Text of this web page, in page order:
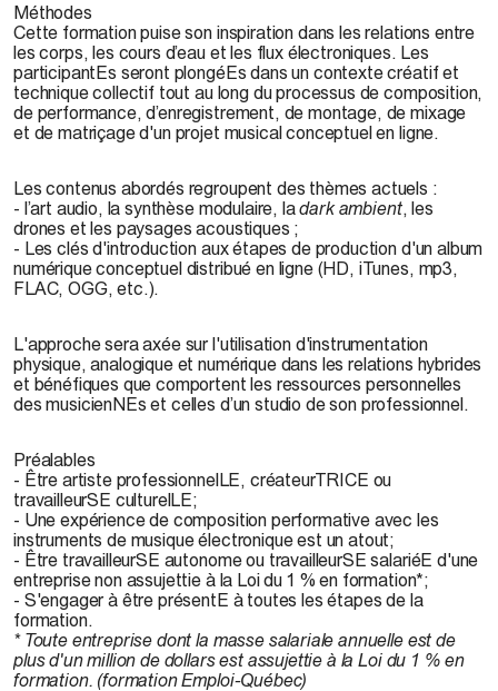
Méthodes
Cette formation puise son inspiration dans les relations entre
les corps, les cours d’eau et les flux électroniques. Les
participantEs seront plongéEs dans un contexte créatif et
technique collectif tout au long du processus de composition,
de performance, d’enregistrement, de montage, de mixage
et de matriçage d'un projet musical conceptuel en ligne.
Les contenus abordés regroupent des thèmes actuels :
- l’art audio, la synthèse modulaire, ladark ambient, les
drones et les paysages acoustiques ;
- Les clés d'introduction aux étapes de production d'un album
numérique conceptuel distribué en ligne (HD, iTunes, mp3,
FLAC, OGG, etc.).
L'approche sera axée sur l'utilisation d'instrumentation
physique, analogique et numérique dans les relations hybrides
et bénéfiques que comportent les ressources personnelles
des musicienNEs et celles d’un studio de son professionnel.
Préalables
- Être artiste professionnelLE, créateurTRICE ou
travailleurSE culturelLE;
- Une expérience de composition performative avec les
instruments de musique électronique est un atout;
- Être travailleurSE autonome ou travailleurSE salariéE d'une
entreprise non assujettie à la Loi du 1 % en formation*;
- S'engager à être présentE à toutes les étapes de la
formation.
* Toute entreprise dont la masse salariale annuelle est de
plus d'un million de dollars est assujettie à la Loi du 1 % en
formation. (formation Emploi-Québec)